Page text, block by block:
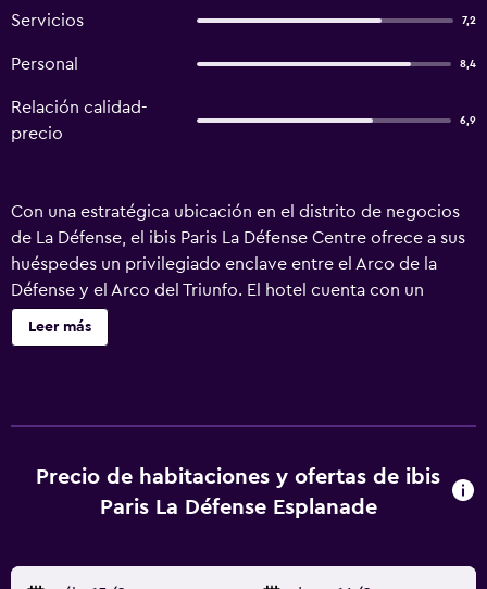
Servicios 7,2
Personal 8,4
Relación calidad-
precio
6,9
Con una estratégica ubicación en el distrito de negocios
de La Défense, el ibis Paris La Défense Centre ofrece a sus
huéspedes un privilegiado enclave entre el Arco de la
Défense y el Arco del Triunfo. El hotel cuenta con un
restaurante, bar y 286 habitac iones climatizadas con WIFI
gratuito. La estación de metro Esplanade de la Défense
Leer más
Precio de habitaciones y ofertas de ibis
Paris La Défense Esplanade